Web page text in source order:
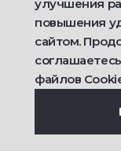
Фирменные
2021 — 2026 ©
Политика
Договор
улучшения
повышения
сайтом.
файлов